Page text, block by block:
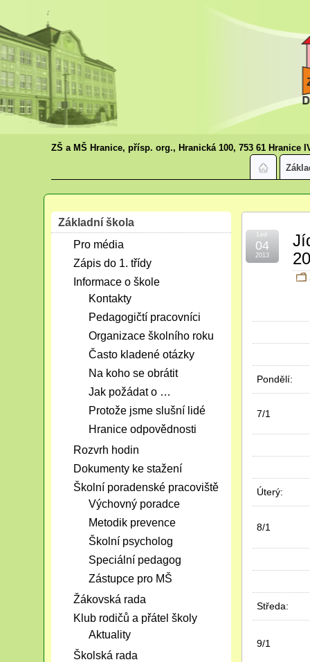
ZŠ a MŠ Hranice, přísp. org., Hranická 100, 753 61 Hranice
Led
04
2013
Pondělí:
7/1
Úterý:
8/1
Středa:
9/1
Základní škola
Pro média
Zápis do 1. třídy
Informace o škole
Kontakty
Pedagogičtí pracovníci
Organizace školního roku
Často kladené otázky
Na koho se obrátit
Jak požádat o …
Protože jsme slušní lidé
Hranice odpovědnosti
Rozvrh hodin
Dokumenty ke stažení
Školní poradenské pracoviště
Výchovný poradce
Metodik prevence
Školní psycholog
Speciální pedagog
Zástupce pro MŠ
Žákovská rada
Klub rodičů a přátel školy
Aktuality
Školská rada